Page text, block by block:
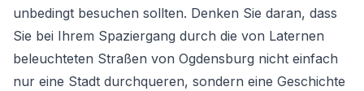
unbedingt besuchen sollten. Denken Sie daran, dass
Sie bei Ihrem Spaziergang durch die von Laternen
beleuchteten Straßen von Ogdensburg nicht einfach
nur eine Stadt durchqueren, sondern eine Geschichte